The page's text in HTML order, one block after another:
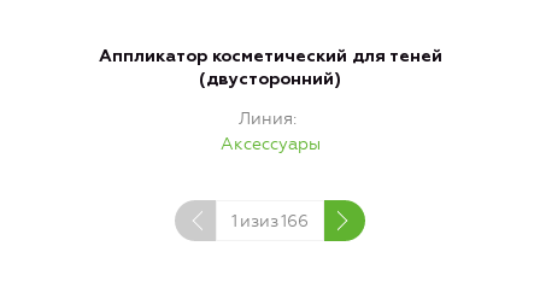
Аппликатор косметический для теней
(двусторонний)
Линия
Аксессуары
1 изиз166